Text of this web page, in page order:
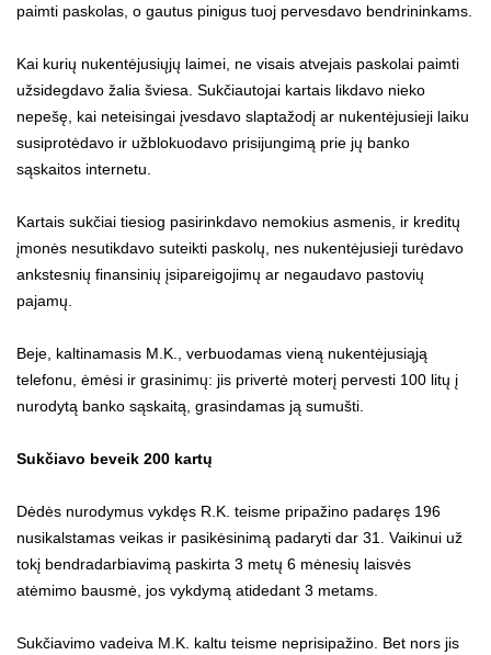
paimti paskolas, o gautus pinigus tuoj pervesdavo bendrininkams.
Kai kurių nukentėjusiųjų laimei, ne visais atvejais paskolai paimti
užsidegdavo žalia šviesa. Sukčiautojai kartais likdavo nieko
nepešę, kai neteisingai įvesdavo slaptažodį ar nukentėjusieji laiku
susiprotėdavo ir užblokuodavo prisijungimą prie jų banko
sąskaitos internetu.
Kartais sukčiai tiesiog pasirinkdavo nemokius asmenis, ir kreditų
įmonės nesutikdavo suteikti paskolų, nes nukentėjusieji turėdavo
ankstesnių finansinių įsipareigojimų ar negaudavo pastovių
pajamų.
Beje, kaltinamasis M.K., verbuodamas vieną nukentėjusiąją
telefonu, ėmėsi ir grasinimų: jis privertė moterį pervesti 100 litų į
nurodytą banko sąskaitą, grasindamas ją sumušti.
Sukčiavo beveik 200 kartų
Dėdės nurodymus vykdęs R.K. teisme pripažino padaręs 196
nusikalstamas veikas ir pasikėsinimą padaryti dar 31. Vaikinui už
tokį bendradarbiavimą paskirta 3 metų 6 mėnesių laisvės
atėmimo bausmė, jos vykdymą atidedant 3 metams.
Sukčiavimo vadeiva M.K. kaltu teisme neprisipažino. Bet nors jis